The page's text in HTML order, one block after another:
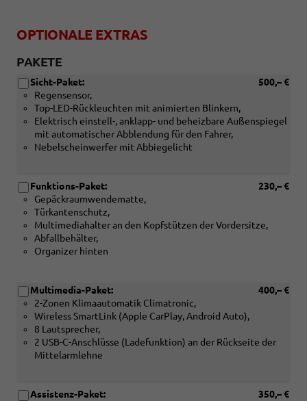
OPTIONALE EXTRAS
PAKETE
500,– €
Sicht-Paket:
Regensensor,
Top-LED-Rückleuchten mit animierten Blinkern,
Elektrisch einstell-, anklapp- und beheizbare Außenspiegel
mit automatischer Abblendung für den Fahrer,
Nebelscheinwerfer mit Abbiegelicht
230,– €
Funktions-Paket:
Gepäckraumwendematte,
Türkantenschutz,
Multimediahalter an den Kopfstützen der Vordersitze,
Abfallbehälter,
Organizer hinten
400,– €
Multimedia-Paket:
2-Zonen Klimaautomatik Climatronic,
Wireless SmartLink (Apple CarPlay, Android Auto),
8 Lautsprecher,
2 USB-C-Anschlüsse (Ladefunktion) an der Rückseite der
Mittelarmlehne
350,– €
Assistenz-Paket: